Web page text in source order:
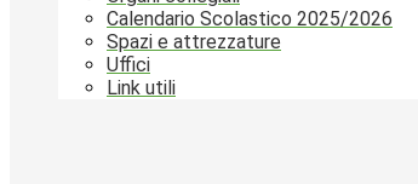
Calendario Scolastico 2025/2026
Spazi e attrezzature
Uffici
Link utili